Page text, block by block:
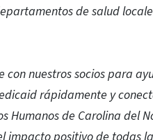
de salud
nuestros socios para
rápidamente y
Humanos de Carolina del